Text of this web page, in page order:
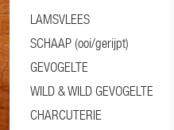
LAMSVLEES
SCHAAP (ooi/gerijpt)
GEVOGELTE
WILD & WILD GEVOGELTE
CHARCUTERIE